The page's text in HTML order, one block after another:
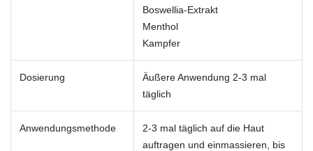
Boswellia-Extrakt
Menthol
Kampfer
Dosierung
Äußere Anwendung 2-3 mal
täglich
Anwendungsmethode
2-3 mal täglich auf die Haut
auftragen und einmassieren, bis